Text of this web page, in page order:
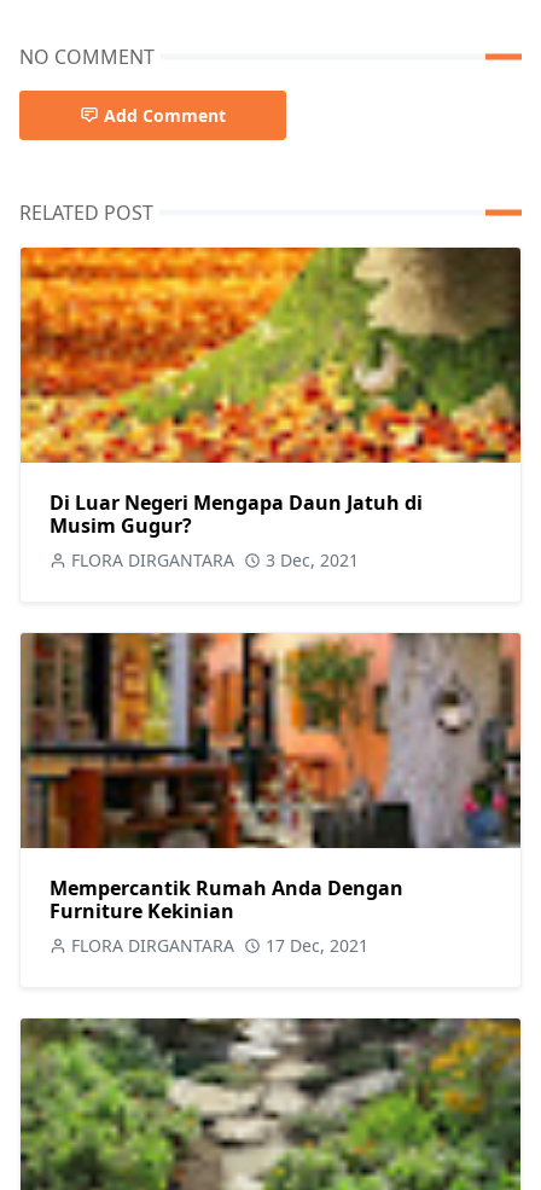
NO COMMENT
Add Comment
RELATED POST
Di Luar Negeri Mengapa Daun Jatuh di
Musim Gugur?
FLORA DIRGANTARA 3 Dec, 2021
Mempercantik Rumah Anda Dengan
Furniture Kekinian
FLORA DIRGANTARA 17 Dec, 2021